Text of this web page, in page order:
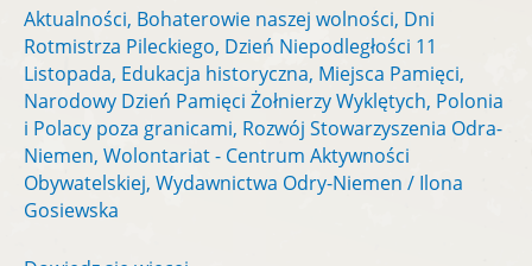
Aktualności, Bohaterowie naszej wolności, Dni
Rotmistrza Pileckiego, Dzień Niepodległości 11
Listopada, Edukacja historyczna, Miejsca Pamięci,
Narodowy Dzień Pamięci Żołnierzy Wyklętych, Polonia
i Polacy poza granicami, Rozwój Stowarzyszenia Odra-
Niemen, Wolontariat - Centrum Aktywności
Obywatelskiej, Wydawnictwa Odry-Niemen / Ilona
Gosiewska